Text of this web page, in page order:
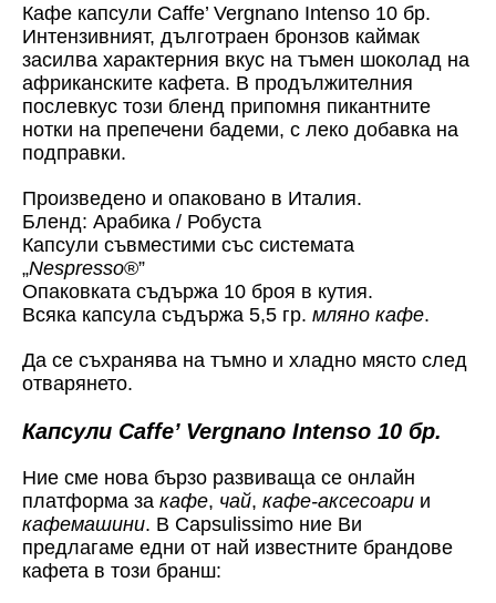
Кафе капсули Caffe’ Vergnano Intenso 10 бр.
Интензивният, дълготраен бронзов каймак
засилва характерния вкус на тъмен шоколад на
африканските кафета. В продължителния
послевкус този бленд припомня пикантните
нотки на препечени бадеми, с леко добавка на
подправки.
Произведено и опаковано в Италия.
Бленд: Арабика / Робуста
Капсули съвместими със системата
„Nespresso®”
Опаковката съдържа 10 броя в кутия.
Всяка капсула съдържа 5,5 гр. мляно кафе.
Да се съхранява на тъмно и хладно място след
отварянето.
Капсули Caffe’ Vergnano Intenso 10 бр.
Ние сме нова бързо развиваща се онлайн
платформа за кафе, чай, кафе-аксесоари и
кафемашини. В Capsulissimo ние Ви
предлагаме едни от най известните брандове
кафета в този бранш: